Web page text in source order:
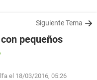
Siguiente Tema
pequeños
el 18/03/2016, 05:26